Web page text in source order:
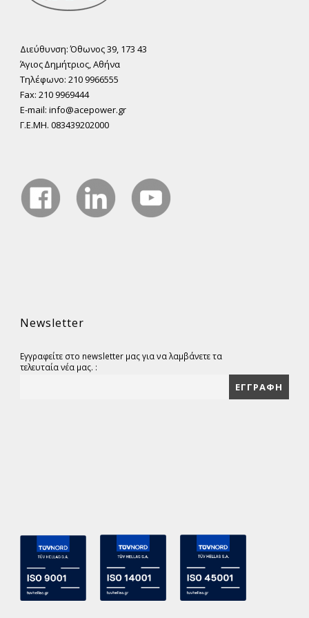
Διεύθυνση: Όθωνος 39, 173 43
Άγιος ∆ηµήτριος, Αθήνα
Τηλέφωνο: 210 9966555
Fax: 210 9969444
E-mail: info@acepower.gr
Γ.Ε.ΜΗ. 083439202000
Newsletter
Εγγραφείτε στο newsletter μας για να λαμβάνετε τα
τελευταία νέα μας. :